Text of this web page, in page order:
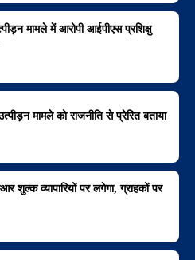
मामले में आरोपी आईपीएस प्रशिक्षु
मामले को राजनीति से प्रेरित बताया
शुल्क व्यापारियों पर लगेगा, ग्राहकों पर